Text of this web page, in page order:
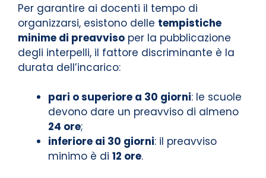
Per garantire ai docenti il tempo di
organizzarsi, esistono delle tempistiche
minime di preavviso per la pubblicazione
degli interpelli, il fattore discriminante è la
durata dell’incarico:
pari o superiore a 30 giorni: le scuole
devono dare un preavviso di almeno
24 ore;
inferiore ai 30 giorni: il preavviso
minimo è di 12 ore.